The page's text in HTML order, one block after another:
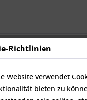
Richtlinien
Website verwendet
bieten zu